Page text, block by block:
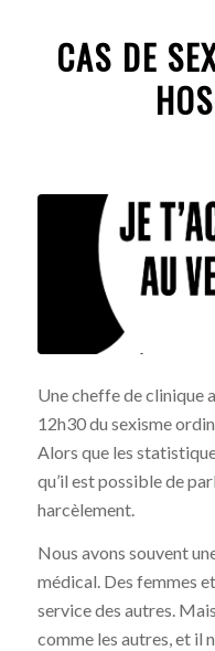
CAS DE
Une cheffe de clinique
12h30 du sexisme
Alors que les
qu’il est possible de
harcèlement.
Nous avons souvent
médical. Des femmes
service des autres.
comme les autres, et il